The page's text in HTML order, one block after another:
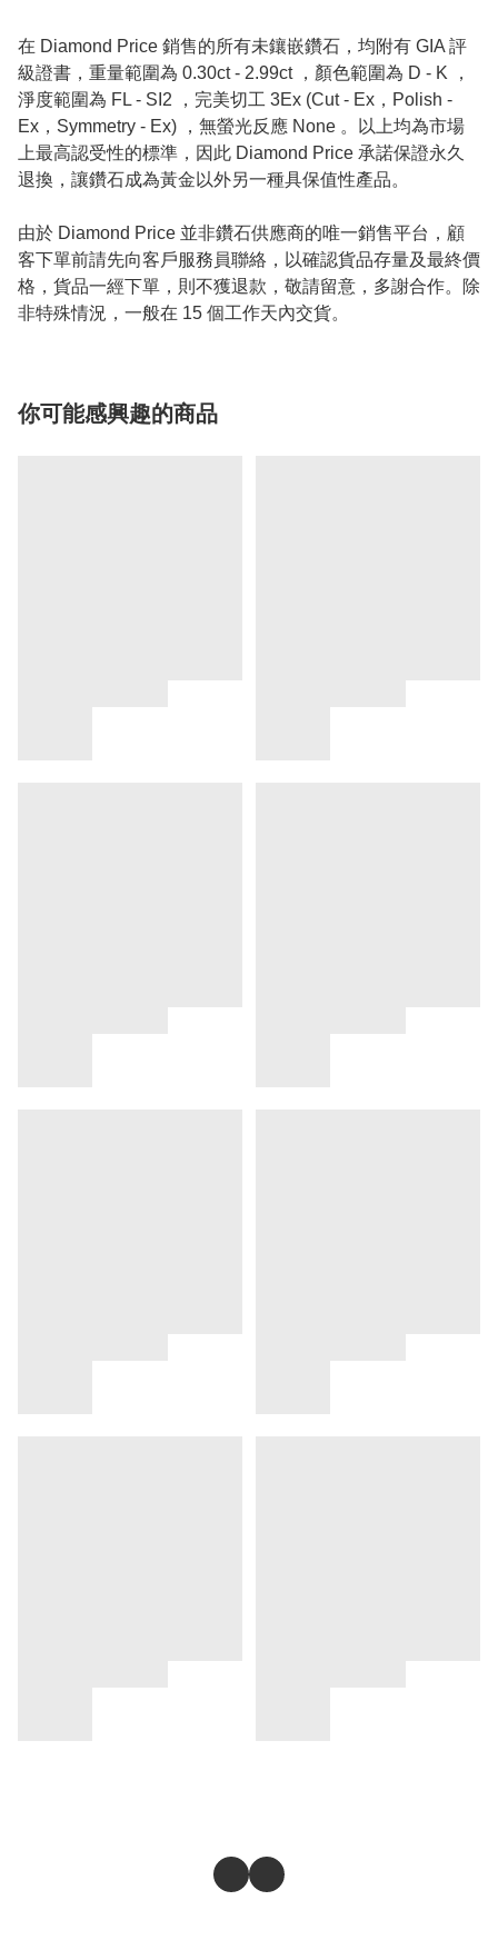
在 Diamond Price 銷售的所有未鑲嵌鑽石，均附有 GIA 評
級證書，重量範圍為 0.30ct - 2.99ct ，顏色範圍為 D - K ，
淨度範圍為 FL - SI2 ，完美切工 3Ex (Cut - Ex，Polish -
Ex，Symmetry - Ex) ，無螢光反應 None 。以上均為市場
上最高認受性的標準，因此 Diamond Price 承諾保證永久
退換，讓鑽石成為黃金以外另一種具保值性產品。
由於 Diamond Price 並非鑽石供應商的唯一銷售平台，顧
客下單前請先向客戶服務員聯絡，以確認貨品存量及最終價
格，貨品一經下單，則不獲退款，敬請留意，多謝合作。除
非特殊情況，一般在 15 個工作天內交貨。
你可能感興趣的商品